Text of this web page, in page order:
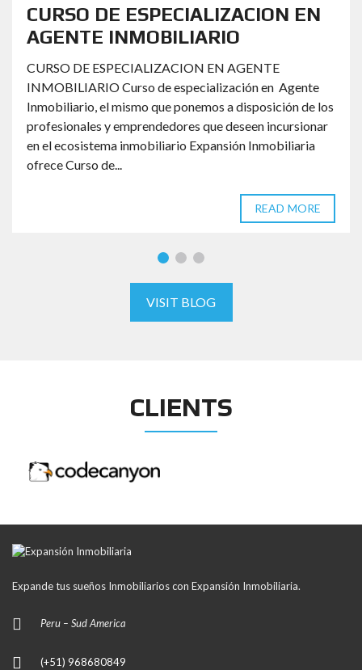
CURSO DE ESPECIALIZACION EN
AGENTE INMOBILIARIO
CURSO DE ESPECIALIZACION EN AGENTE
INMOBILIARIO Curso de especialización en Agente
Inmobiliario, el mismo que ponemos a disposición de los
profesionales y emprendedores que deseen incursionar
en el ecosistema inmobiliario Expansión Inmobiliaria
ofrece Curso de...
READ MORE
VISIT BLOG
CLIENTS
Expande tus sueños Inmobiliarios con Expansión Inmobiliaria.
Peru – Sud America
(+51) 968680849